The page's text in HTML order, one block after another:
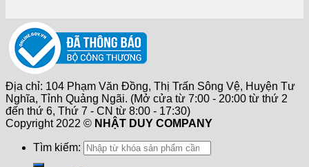
Địa chỉ: 104 Phạm Văn Đồng, Thị Trấn Sông Vệ, Huyện Tư
Nghĩa, Tỉnh Quảng Ngãi. (Mở cửa từ 7:00 - 20:00 từ thứ 2
đến thứ 6, Thứ 7 - CN từ 8:00 - 17:30)
Copyright 2022 © NHẬT DUY COMPANY
Tìm kiếm: